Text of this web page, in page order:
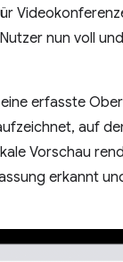
nun voll
erfasste
auf
Vorschau
erkannt